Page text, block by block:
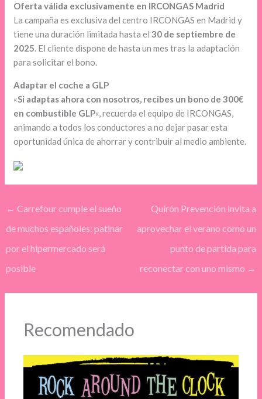
Oferta válida exclusivamente en IRCONGAS Madrid
La campaña es exclusiva del centro IRCONGAS en Madrid y
tiene una duración limitada hasta el30 de septiembre de
2025. El cliente dispone de hasta un mes tras la adaptación
para solicitar el bono.
Adaptar el coche a GLP
«Si adaptas ahora con nosotros, recibes un bono de 300€
en combustible GLP«, recuerda el equipo de IRCONGAS,
animando a todos los conductores a no dejar pasar esta
oportunidad única de ahorrar y contribuir al medio ambiente.
← Carrefour cumple el sueño
de muchos españoles: patinar
por el hipermercado será
posible
Quirón Prevención invita a
aprovechar el verano como un
punto de partida para
reconectar con uno mismo →
Recomendado